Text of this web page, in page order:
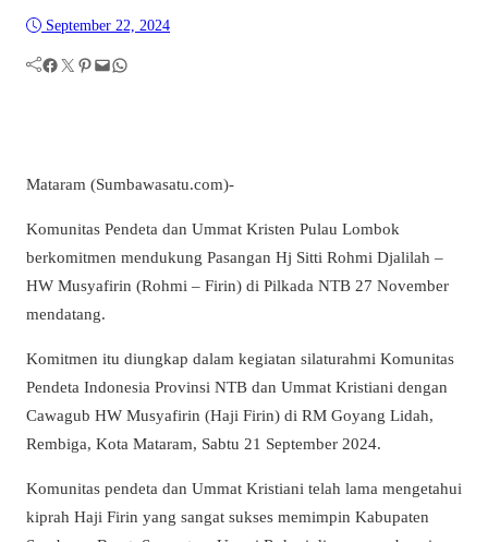
September 22, 2024
Facebook Twitter Pinterest Mail WhatsApp
Mataram (Sumbawasatu.com)-
Komunitas Pendeta dan Ummat Kristen Pulau Lombok
berkomitmen mendukung Pasangan Hj Sitti Rohmi Djalilah –
HW Musyafirin (Rohmi – Firin) di Pilkada NTB 27 November
mendatang.
Komitmen itu diungkap dalam kegiatan silaturahmi Komunitas
Pendeta Indonesia Provinsi NTB dan Ummat Kristiani dengan
Cawagub HW Musyafirin (Haji Firin) di RM Goyang Lidah,
Rembiga, Kota Mataram, Sabtu 21 September 2024.
Komunitas pendeta dan Ummat Kristiani telah lama mengetahui
kiprah Haji Firin yang sangat sukses memimpin Kabupaten